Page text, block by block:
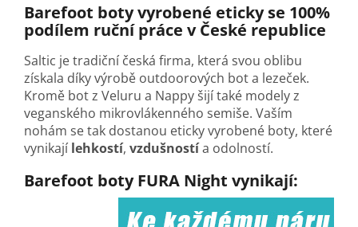
Barefoot boty vyrobené eticky se 100%
podílem ruční práce v České republice
Saltic je tradiční česká firma, která svou oblibu
získala díky výrobě outdoorových bot a lezeček.
Kromě bot z Veluru a Nappy šijí také modely z
veganského mikrovlákenného semiše. Vaším
nohám se tak dostanou eticky vyrobené boty, které
vynikají lehkostí, vzdušnostía odolností.
Barefoot boty FURA Night vynikají: